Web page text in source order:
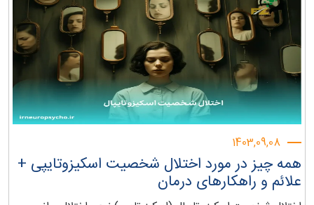
1403,09,08
همه چیز در مورد اختلال شخصیت اسکیزوتایپی +
علائم و راهکارهای درمان